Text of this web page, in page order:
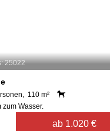
25022
110 m²
zum Wasser.
ab 1.020 €